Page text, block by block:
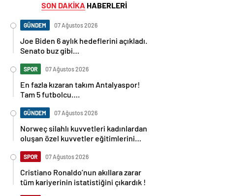
SON DAKİKA HABERLERİ
GÜNDEM 07 Ağustos 2026
Joe Biden 6 aylık hedeflerini açıkladı.
Senato buz gibi…
SPOR 07 Ağustos 2026
En fazla kızaran takım Antalyaspor!
Tam 5 futbolcu….
GÜNDEM 07 Ağustos 2026
Norweç silahlı kuvvetleri kadınlardan
oluşan özel kuvvetler eğitimlerini
SPOR 07 Ağustos 2026
Cristiano Ronaldo’nun akıllara zarar
tüm kariyerinin istatistiğini çıkardık !